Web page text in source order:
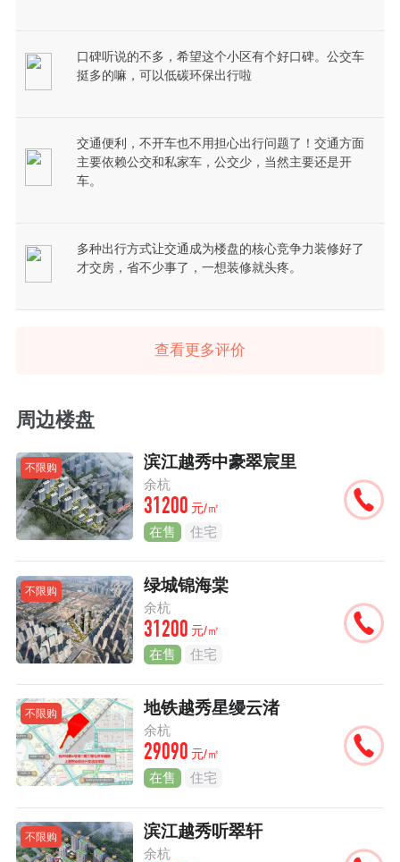
口碑听说的不多，希望这个小区有个好口碑。公交车
挺多的嘛，可以低碳环保出行啦
交通便利，不开车也不用担心出行问题了！交通方面
主要依赖公交和私家车，公交少，当然主要还是开
车。
多种出行方式让交通成为楼盘的核心竞争力装修好了
才交房，省不少事了，一想装修就头疼。
查看更多评价
周边楼盘
不限购 滨江越秀中豪翠宸里
余杭
31200 元/㎡
在售 住宅
不限购 绿城锦海棠
余杭
31200 元/㎡
在售 住宅
不限购 地铁越秀星缦云渚
余杭
29090 元/㎡
在售 住宅
不限购 滨江越秀听翠轩
余杭